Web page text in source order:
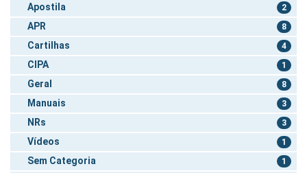
Apostila 2
APR 8
Cartilhas 4
CIPA 1
Geral 8
Manuais 3
NRs 3
Vídeos 1
Sem Categoria 1